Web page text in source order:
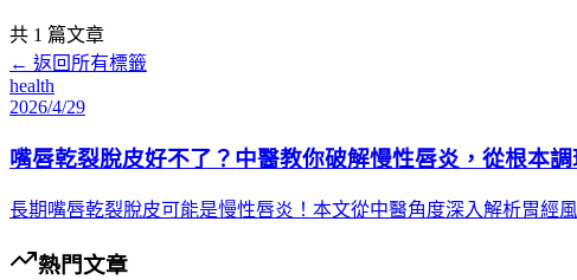
共 1 篇文章
← 返回所有標籤
health
2026/4/29
嘴唇乾裂脫皮好不了？中醫教你破解慢性唇炎，從根本
長期嘴唇乾裂脫皮可能是慢性唇炎！本文從中醫角度深入解析胃經
熱門文章